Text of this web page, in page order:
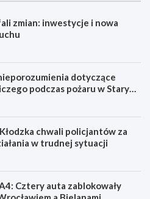
zmian: inwestycje i nowa
dotyczące
podczas pożaru w Starym
chwali policjantów za
w trudnej sytuacji
Cztery auta zablokowały